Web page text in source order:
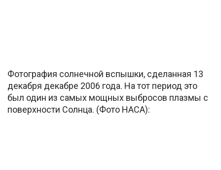
Фотография солнечной вспышки, сделанная 13
декабря декабре 2006 года. На тот период это
был один из самых мощных выбросов плазмы с
поверхности Солнца. (Фото НАСА):